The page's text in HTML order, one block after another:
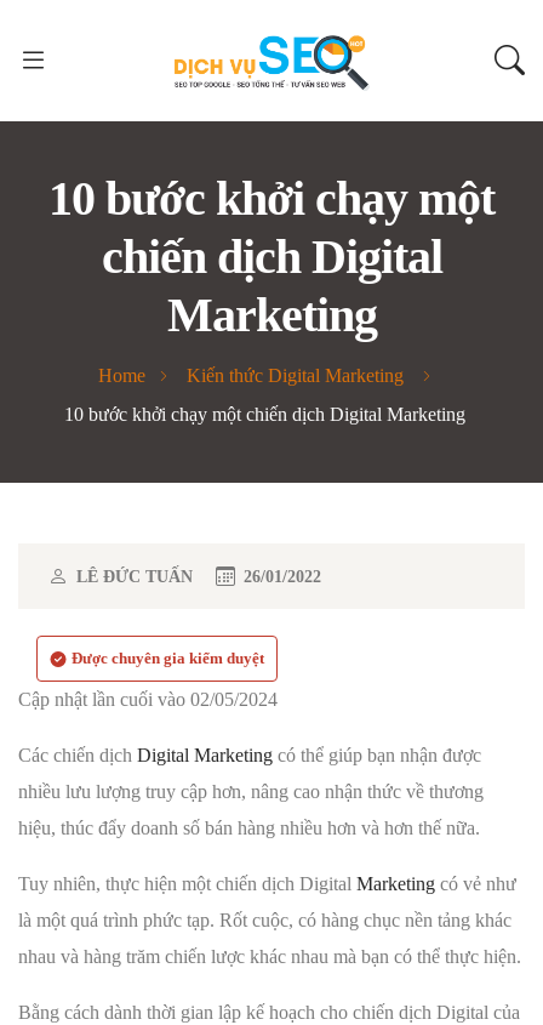
10 bước khởi chạy một
chiến dịch Digital
Marketing
Home
Kiến thức Digital Marketing
10 bước khởi chạy một chiến dịch Digital Marketing
LÊ ĐỨC TUẤN 26/01/2022
Được chuyên gia kiểm duyệt
Cập nhật lần cuối vào 02/05/2024
Các chiến dịch Digital Marketing có thể giúp bạn nhận được
nhiều lưu lượng truy cập hơn, nâng cao nhận thức về thương
hiệu, thúc đẩy doanh số bán hàng nhiều hơn và hơn thế nữa.
Tuy nhiên, thực hiện một chiến dịch Digital Marketing có vẻ như
là một quá trình phức tạp. Rốt cuộc, có hàng chục nền tảng khác
nhau và hàng trăm chiến lược khác nhau mà bạn có thể thực hiện.
Bằng cách dành thời gian lập kế hoạch cho chiến dịch Digital của